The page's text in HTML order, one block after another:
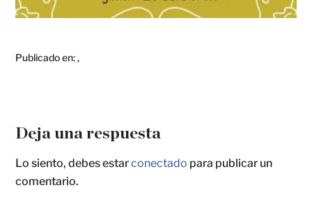
Publicado en:,
Deja una respuesta
Lo siento, debes estarconectado para publicar un
comentario.